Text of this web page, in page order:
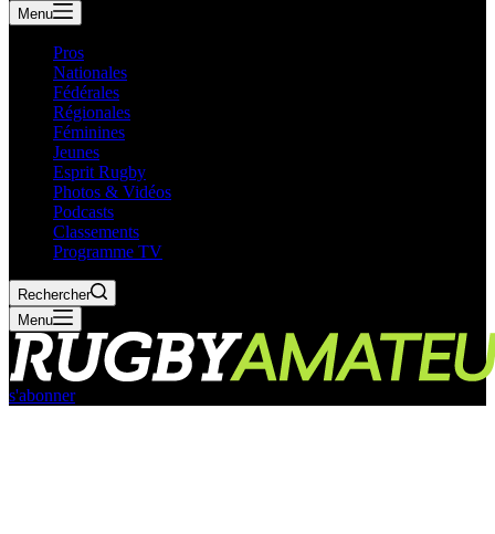
Menu
Pros
Nationales
Fédérales
Régionales
Féminines
Jeunes
Esprit Rugby
Photos & Vidéos
Podcasts
Classements
Programme TV
Rechercher
Menu
s'abonner